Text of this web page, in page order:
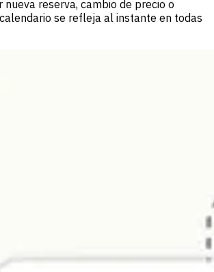
nueva reserva, cambio de precio o
se refleja al instante en todas